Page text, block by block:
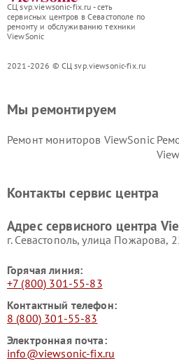
СЦ svp.viewsonic-fix.ru - сеть
сервисных центров в Севастополе по
ремонту и обслуживанию техники
ViewSonic
2021-2026 © СЦ svp.viewsonic-fix.ru
Мы ремонтируем
Ремонт мониторов ViewSonic
Контакты сервис центра
Адрес сервисного центра
г. Севастополь, улица Пожарова,
Горячая линия:
+7 (800) 301-55-83
Контактный телефон:
8 (800) 301-55-83
Электронная почта:
info@viewsonic-fix.ru